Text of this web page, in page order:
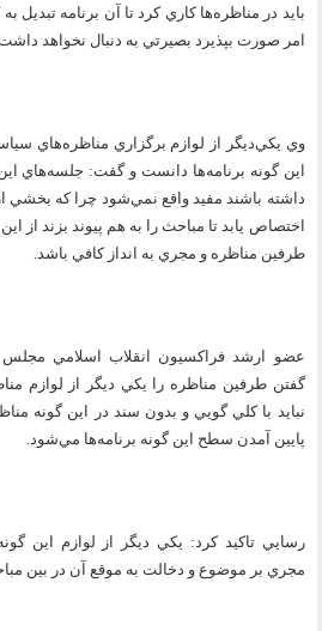
بايد در مناظره‌ها كاري كرد تا آن برنامه تبديل
امر صورت بپذيرد بصيرتي به دنبال نخواهد
وي يكي‌ديگر از لوازم برگزاري مناظره‌هاي
اين گونه برنامه‌ها دانست و گفت: جلسه‌هاي
داشته باشند مفيد واقع نمي‌شود چرا كه بخشي
اختصاص يابد تا مباحث را به هم پيوند بزند از
طرفين مناظره و مجري به انداز كافي باشد.
عضو ارشد فراكسيون انقلاب اسلامي
گفتن طرفين مناظره را يكي ديگر از لوازم
نبايد با كلي گويي و بدون سند در اين گونه
پايين آمدن سطح اين گونه برنامه‌ها مي‌شود.
رسايي تاكيد كرد: يكي ديگر از لوازم اين
مجري بر موضوع و دخالت به موقع آن در بين